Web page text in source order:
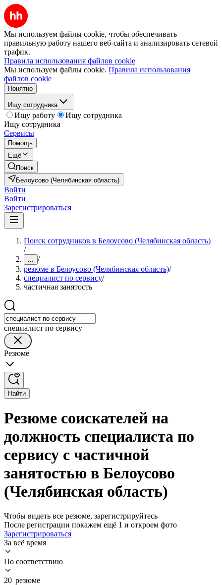
Мы используем файлы cookie, чтобы обеспечивать
правильную работу нашего веб-сайта и анализировать сетевой
трафик.
Правила использования файлов cookie
Мы используем файлы cookie. Правила использования
файлов cookie
Понятно
Ищу сотрудника
Ищу работу
Ищу сотрудника
Ищу сотрудника
Сервисы
Помощь
Ещё
Поиск
Белоусово (Челябинская область)
Войти
Войти
Зарегистрироваться
Поиск сотрудников в Белоусово (Челябинская область)
/
... /
резюме в Белоусово (Челябинская область)/
специалист по сервису/
частичная занятость
специалист по сервису
Резюме
Найти
Резюме соискателей на
должность специалиста по
сервису с частичной
занятостью в Белоусово
(Челябинская область)
Чтобы видеть все резюме, зарегистрируйтесь
После регистрации покажем ещё 1 и откроем фото
Зарегистрироваться
За всё время
По соответствию
20 резюме